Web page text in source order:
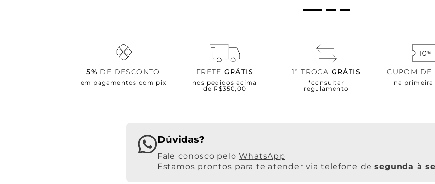
5% DE DESCONTO
em pagamentos com pix
FRETE GRÁTIS
nos pedidos acima
de R$350,00
1ª TROCA GRÁTIS
*consultar
regulamento
CUPOM DE
na
Dúvidas?
WhatsApp
Estamos prontos para te atender via telefone desegunda à